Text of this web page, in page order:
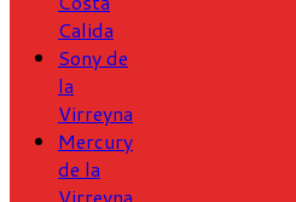
Calida
Sony de
la
Virreyna
Mercury
de la